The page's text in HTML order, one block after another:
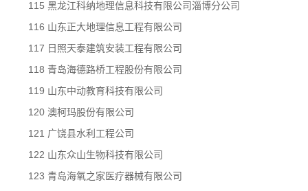
115 黑龙江科纳地理信息科技有限公司淄博分公司
116 山东正大地理信息工程有限公司
117 日照天泰建筑安装工程有限公司
118 青岛海德路桥工程股份有限公司
119 山东中动教育科技有限公司
120 澳柯玛股份有限公司
121 广饶县水利工程公司
122 山东众山生物科技有限公司
123 青岛海氧之家医疗器械有限公司